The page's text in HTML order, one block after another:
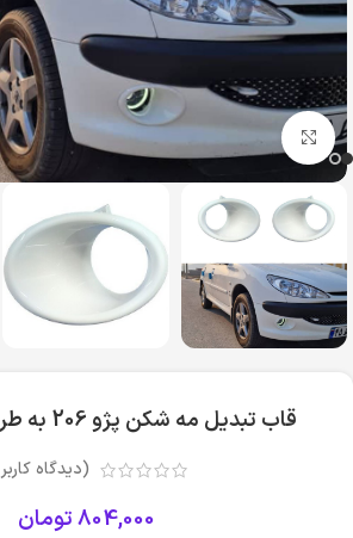
بزرگنمایی تصویر
قاب تبدیل مه شکن پژو 206 به طرح 207 – سفید
(دیدگاه کاربر
804,000تومان